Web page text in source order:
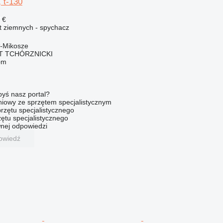
€
ziemnych - spychacz
Mikosze
TCHÓRZNICKI
nasz portal?
ze sprzętem specjalistycznym
specjalistycznego
specjalistycznego
odpowiedzi